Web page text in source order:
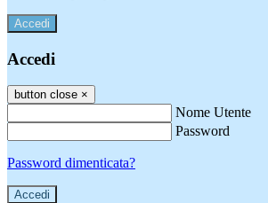
Accedi
Accedi
button close ×
Nome Utente
Password
Password dimenticata?